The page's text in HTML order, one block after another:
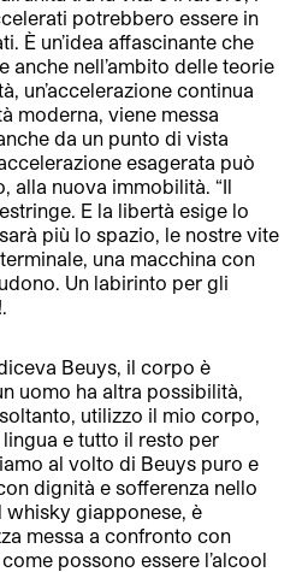
potrebbero essere in
È un’idea affascinante che
anche nell’ambito delle teorie
un’accelerazione continua
moderna, viene messa
da un punto di vista
esagerata può
alla nuova immobilità. “Il
E la libertà esige lo
più lo spazio, le nostre vite
una macchina con
Un labirinto per gli
Beuys, il corpo è
uomo ha altra possibilità,
utilizzo il mio corpo,
e tutto il resto per
al volto di Beuys puro e
dignità e sofferenza nello
giapponese, è
messa a confronto con
possono essere l’alcool